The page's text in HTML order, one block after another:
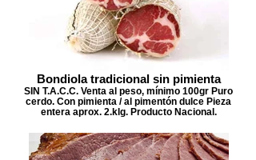
Bondiola tradicional sin pimienta
SIN T.A.C.C. Venta al peso, mínimo 100gr Puro
cerdo. Con pimienta / al pimentón dulce Pieza
entera aprox. 2.klg. Producto Nacional.